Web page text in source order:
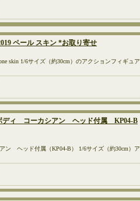
ペール スキン *お取り寄せ
skin 1/6サイズ（約30cm）のアクションフィギュア
ィ コーカシアン ヘッド付属 KP04-B
ヘッド付属（KP04-B） 1/6サイズ（約30cm）ア